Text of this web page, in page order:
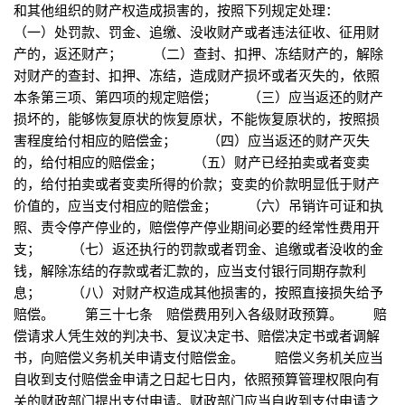
和其他组织的财产权造成损害的，按照下列规定处理：
（一）处罚款、罚金、追缴、没收财产或者违法征收、征用财
产的，返还财产； （二）查封、扣押、冻结财产的，解除
对财产的查封、扣押、冻结，造成财产损坏或者灭失的，依照
本条第三项、第四项的规定赔偿； （三）应当返还的财产
损坏的，能够恢复原状的恢复原状，不能恢复原状的，按照损
害程度给付相应的赔偿金； （四）应当返还的财产灭失
的，给付相应的赔偿金； （五）财产已经拍卖或者变卖
的，给付拍卖或者变卖所得的价款；变卖的价款明显低于财产
价值的，应当支付相应的赔偿金； （六）吊销许可证和执
照、责令停产停业的，赔偿停产停业期间必要的经常性费用开
支； （七）返还执行的罚款或者罚金、追缴或者没收的金
钱，解除冻结的存款或者汇款的，应当支付银行同期存款利
息； （八）对财产权造成其他损害的，按照直接损失给予
赔偿。 第三十七条 赔偿费用列入各级财政预算。 赔
偿请求人凭生效的判决书、复议决定书、赔偿决定书或者调解
书，向赔偿义务机关申请支付赔偿金。 赔偿义务机关应当
自收到支付赔偿金申请之日起七日内，依照预算管理权限向有
关的财政部门提出支付申请。财政部门应当自收到支付申请之